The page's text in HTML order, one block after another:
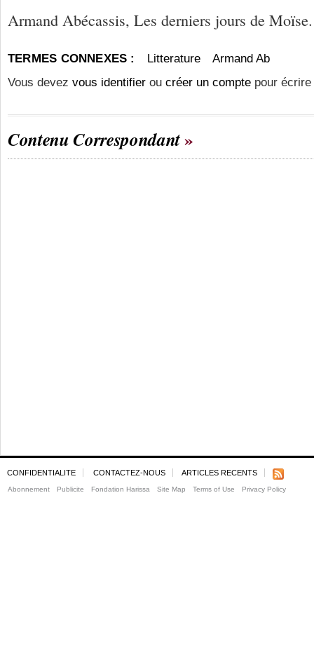
Armand Abécassis, Les derniers jours de
TERMES CONNEXES : Litterature
Armand Ab
Vous devez vous identifier ou créer un compte pour
Contenu Correspondant
CONFIDENTIALITE CONTACTEZ-NOUS ARTICLES RECENTS
Abonnement Publicite Fondation Harissa Site Map Terms of Use Privacy Policy